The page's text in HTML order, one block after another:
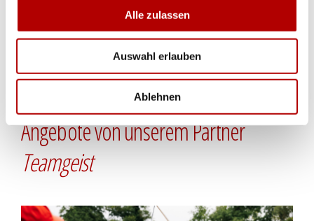
Alle zulassen
Auswahl erlauben
Ablehnen
Angebote von unserem Partner
Teamgeist